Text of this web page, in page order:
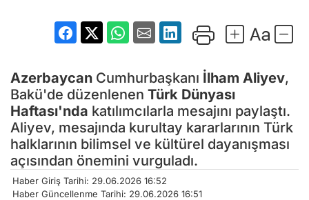
Azerbaycan Cumhurbaşkanı İlham Aliyev,
Bakü'de düzenlenen Türk Dünyası
Haftası'nda katılımcılarla mesajını paylaştı.
Aliyev, mesajında kurultay kararlarının Türk
halklarının bilimsel ve kültürel dayanışması
açısından önemini vurguladı.
Haber Giriş Tarihi: 29.06.2026 16:52
Haber Güncellenme Tarihi: 29.06.2026 16:51